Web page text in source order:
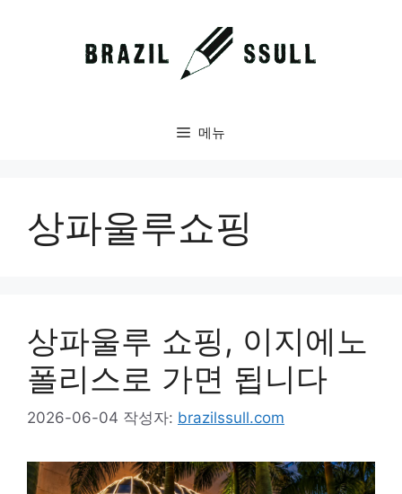
메뉴
상파울루쇼핑
상파울루 쇼핑, 이지에노
폴리스로 가면 됩니다
2026-06-04 작성자: brazilssull.com